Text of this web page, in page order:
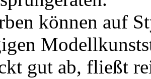
können auf
gut ab, fließt